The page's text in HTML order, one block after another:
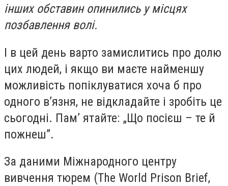
інших обставин опинились у місцях
позбавлення волі.
І в цей день варто замислитись про долю
цих людей, і якщо ви маєте найменшу
можливість попіклуватися хоча б про
одного в’язня, не відкладайте і зробіть це
сьогодні. Пам’ ятайте: „Що посієш – те й
пожнеш”.
За даними Міжнародного центру
вивчення тюрем (The World Prison Brief,